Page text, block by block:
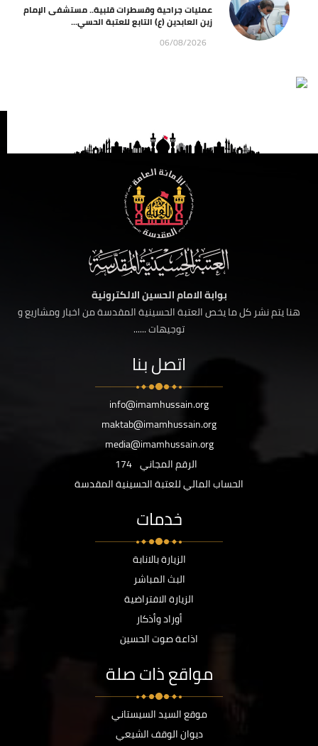
عمليات جراحية وقسطرات قلبية.. مستشفى الإمام
زين العابدين (ع) التابع للعتبة الحسي...
06/08/2026
بوابة الامام الحسين الالكترونية
هنا يتم نشر كل ما يخص العتبة الحسينية المقدسة من اخبار ومشاريع و
توجيهات ......
اتصل بنا
info@imamhussain.org
maktab@imamhussain.org
media@imamhussain.org
الرقم المجاني 174
الحساب المالي للعتبة الحسينية المقدسة
خدمات
الزيارة بالانابة
البث المباشر
الزيارة الافتراضية
أوراد وأذكار
اذاعة صوت الحسين
مواقع ذات صلة
موقع السيد السيستاني
ديوان الوقف الشيعي